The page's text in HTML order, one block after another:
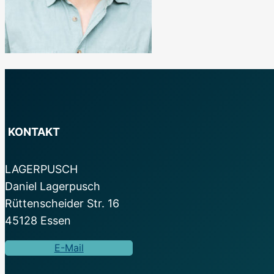
KONTAKT
LAGERPUSCH
Daniel Lagerpusch
Rüttenscheider Str. 16
45128 Essen
E-Mail